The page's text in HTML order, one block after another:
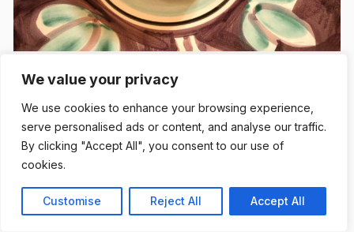
We value your privacy
We use cookies to enhance your browsing experience,
serve personalised ads or content, and analyse our traffic.
By clicking "Accept All", you consent to our use of
cookies.
Customise Reject All Accept All
Gherardo Averoldi
Suono N’uovo – Massimiliano Alajmo
–Le Calandre
completamento dell’esperienza gastronomica. Dotato di
tappi per orecchie e ad occhi chiusi il commensale potrà